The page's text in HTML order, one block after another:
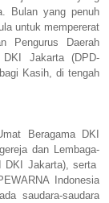
Bulan yang penuh
untuk mempererat
Pengurus Daerah
DKI Jakarta (DPD-
Kasih, di tengah
Beragama DKI
dan Lembaga-
DKI Jakarta), serta
Indonesia
saudara-saudara